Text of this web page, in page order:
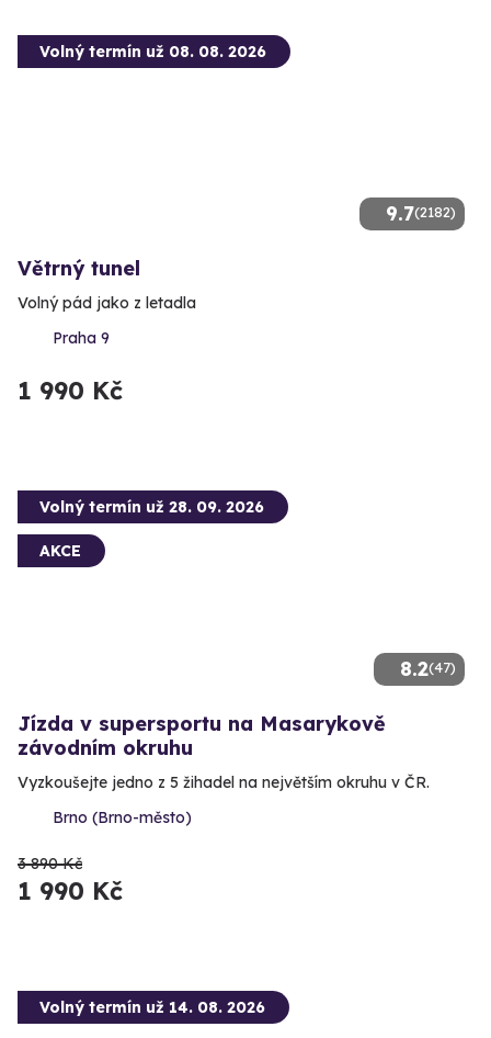
9.7(2182)
Volný termín už 08. 08. 2026
Větrný tunel
Volný pád jako z letadla
Praha 9
1 990 Kč
8.2(47)
Volný termín už 28. 09. 2026
AKCE
Jízda v supersportu na Masarykově
závodním okruhu
Vyzkoušejte jedno z 5 žihadel na největším okruhu v ČR.
Brno (Brno-město)
3 890 Kč
1 990 Kč
Volný termín už 14. 08. 2026